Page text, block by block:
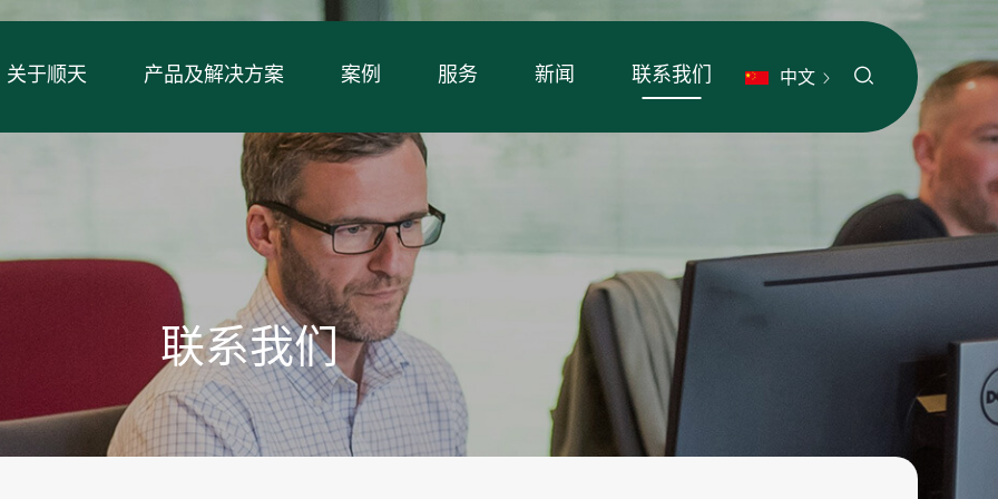
中文
关于顺天 产品及解决方案 案例 服务 新闻 联系我们
联系我们